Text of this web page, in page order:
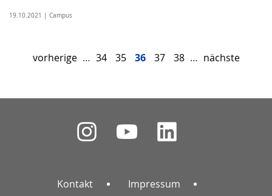
19.10.2021 | Campus
vorherige … 34 35 36 37 38 … nächste
Kontakt Impressum